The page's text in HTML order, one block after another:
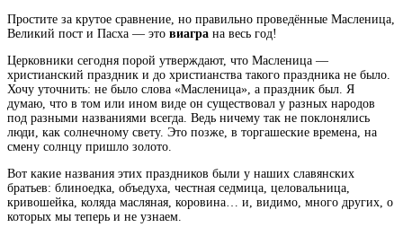
Простите за крутое сравнение, но правильно проведённые Масленица,
Великий пост и Пасха — это виагра на весь год!
Церковники сегодня порой утверждают, что Масленица —
христианский праздник и до христианства такого праздника не было.
Хочу уточнить: не было слова «Масленица», а праздник был. Я
думаю, что в том или ином виде он существовал у разных народов
под разными названиями всегда. Ведь ничему так не поклонялись
люди, как солнечному свету. Это позже, в торгашеские времена, на
смену солнцу пришло золото.
Вот какие названия этих праздников были у наших славянских
братьев: блиноедка, объедуха, честная седмица, целовальница,
кривошейка, коляда масляная, коровина… и, видимо, много других, о
которых мы теперь и не узнаем.